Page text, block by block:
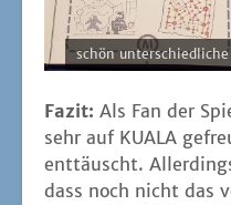
schön
Fazit: Als Fan der
sehr auf KUALA
ent­täuscht.
dass noch nicht das